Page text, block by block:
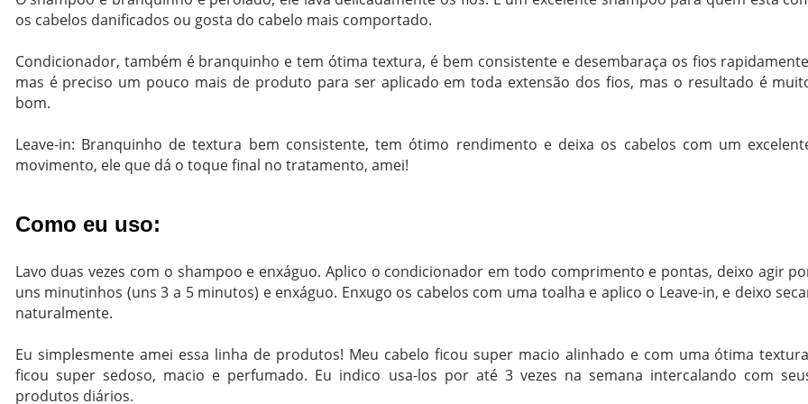
os cabelos danificados ou gosta do cabelo mais comportado.
Condicionador, também é branquinho e tem ótima textura, é bem consistente e desembaraça os fios
mas é preciso um pouco mais de produto para ser aplicado em toda extensão dos fios, mas o resultado é
bom.
Leave-in: Branquinho de textura bem consistente, tem ótimo rendimento e deixa os cabelos com um
movimento, ele que dá o toque final no tratamento, amei!
Como eu uso:
Lavo duas vezes com o shampoo e enxáguo. Aplico o condicionador em todo comprimento e pontas, deixo agir
uns minutinhos (uns 3 a 5 minutos) e enxáguo. Enxugo os cabelos com uma toalha e aplico o Leave-in, e deixo
naturalmente.
Eu simplesmente amei essa linha de produtos! Meu cabelo ficou super macio alinhado e com uma ótima
ficou super sedoso, macio e perfumado. Eu indico usa-los por até 3 vezes na semana intercalando com
produtos diários.